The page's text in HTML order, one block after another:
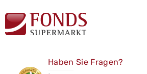
Haben Sie Fragen?